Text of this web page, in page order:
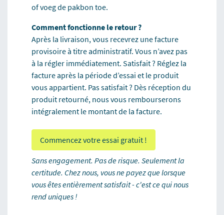
of voeg de pakbon toe.
Comment fonctionne le retour ?
Après la livraison, vous recevrez une facture
provisoire à titre administratif. Vous n’avez pas
à la régler immédiatement. Satisfait ? Réglez la
facture après la période d’essai et le produit
vous appartient. Pas satisfait ? Dès réception du
produit retourné, nous vous rembourserons
intégralement le montant de la facture.
Commencez votre essai gratuit !
Sans engagement. Pas de risque. Seulement la
certitude. Chez nous, vous ne payez que lorsque
vous êtes entièrement satisfait - c'est ce qui nous
rend uniques !